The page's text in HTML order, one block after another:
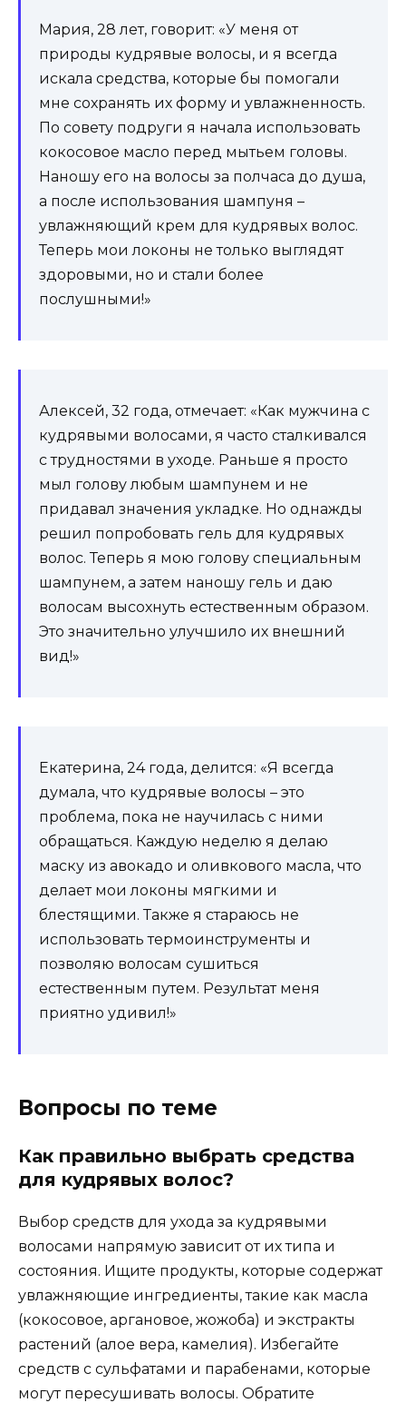
Мария, 28 лет, говорит: «У меня от
природы кудрявые волосы, и я всегда
искала средства, которые бы помогали
мне сохранять их форму и увлажненность.
По совету подруги я начала использовать
кокосовое масло перед мытьем головы.
Наношу его на волосы за полчаса до душа,
а после использования шампуня –
увлажняющий крем для кудрявых волос.
Теперь мои локоны не только выглядят
здоровыми, но и стали более
послушными!»
Алексей, 32 года, отмечает: «Как мужчина с
кудрявыми волосами, я часто сталкивался
с трудностями в уходе. Раньше я просто
мыл голову любым шампунем и не
придавал значения укладке. Но однажды
решил попробовать гель для кудрявых
волос. Теперь я мою голову специальным
шампунем, а затем наношу гель и даю
волосам высохнуть естественным образом.
Это значительно улучшило их внешний
вид!»
Екатерина, 24 года, делится: «Я всегда
думала, что кудрявые волосы – это
проблема, пока не научилась с ними
обращаться. Каждую неделю я делаю
маску из авокадо и оливкового масла, что
делает мои локоны мягкими и
блестящими. Также я стараюсь не
использовать термоинструменты и
позволяю волосам сушиться
естественным путем. Результат меня
приятно удивил!»
Вопросы по теме
Как правильно выбрать средства
для кудрявых волос?
Выбор средств для ухода за кудрявыми
волосами напрямую зависит от их типа и
состояния. Ищите продукты, которые содержат
увлажняющие ингредиенты, такие как масла
(кокосовое, аргановое, жожоба) и экстракты
растений (алое вера, камелия). Избегайте
средств с сульфатами и парабенами, которые
могут пересушивать волосы. Обратите